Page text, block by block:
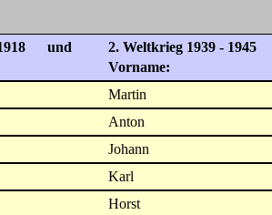
1918 und
2. Weltkrieg 1939 - 1945
Vorname:
Martin
Anton
Johann
Karl
Horst